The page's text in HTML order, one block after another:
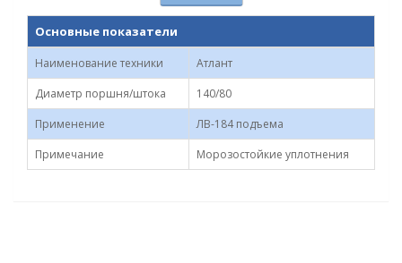
Основные показатели
Наименование техники
Атлант
Диаметр поршня/штока
140/80
Применение
ЛВ-184 подъема
Примечание
Морозостойкие уплотнения